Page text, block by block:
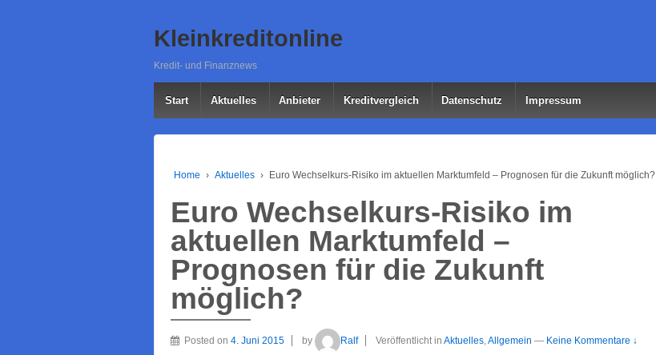
Kleinkreditonline
Kredit- und Finanznews
Start Aktuelles Anbieter Kreditvergleich Datenschutz Impressum
Home › Aktuelles › Euro Wechselkurs-Risiko im aktuellen Marktumfeld – Prognosen für die Zukunft möglich?
Euro Wechselkurs-Risiko im
aktuellen Marktumfeld –
Prognosen für die Zukunft
möglich?
Posted on 4. Juni 2015 by Ralf Veröffentlicht in Aktuelles,Allgemein — Keine Kommentare ↓